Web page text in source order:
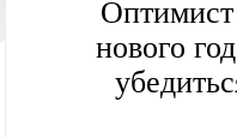
нового